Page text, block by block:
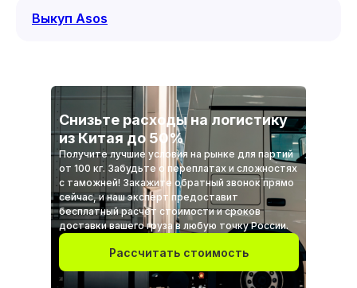
Выкуп Asos
Снизьте расходы на логистику
из Китая до 50%
Получите лучшие условия на рынке для партий
от 100 кг. Забудьте о переплатах и сложностях
с таможней! Закажите обратный звонок прямо
сейчас, и наш эксперт предоставит
бесплатный расчет стоимости и сроков
доставки вашего груза в любую точку России.
Рассчитать стоимость